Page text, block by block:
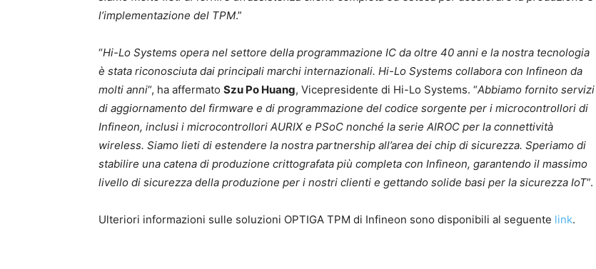
l’implementazione del TPM.”
“Hi-Lo Systems opera nel settore della programmazione IC da oltre 40 anni e la nostra tecnologia
è stata riconosciuta dai principali marchi internazionali. Hi-Lo Systems collabora con Infineon da
molti anni“, ha affermato Szu Po Huang, Vicepresidente di Hi-Lo Systems. “Abbiamo fornito servizi
di aggiornamento del firmware e di programmazione del codice sorgente per i microcontrollori di
Infineon, inclusi i microcontrollori AURIX e PSoC nonché la serie AIROC per la connettività
wireless. Siamo lieti di estendere la nostra partnership all’area dei chip di sicurezza. Speriamo di
stabilire una catena di produzione crittografata più completa con Infineon, garantendo il massimo
livello di sicurezza della produzione per i nostri clienti e gettando solide basi per la sicurezza IoT”.
Ulteriori informazioni sulle soluzioni OPTIGA TPM di Infineon sono disponibili al seguente link.